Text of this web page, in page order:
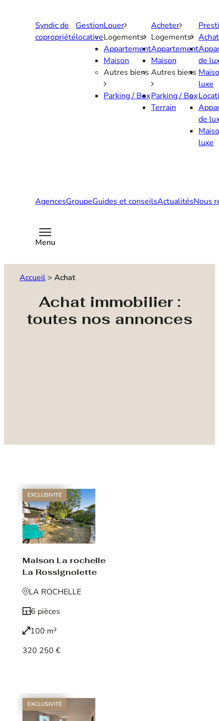
Syndic de
copropriété
Gestion
locative
Louer
Logements
Appartement
Maison
Autres biens
Parking / Box
Acheter
Logements
Appartement
Maison
Autres biens
Parking / Box
Terrain
Achat
de
luxe
de
luxe
AgencesGroupeGuides et conseilsActualitésNous
Menu
Accueil > Achat
Achat immobilier :
toutes nos annonces
EXCLUSIVITÉ
Maison La rochelle
La Rossignolette
LA ROCHELLE
6 pièces
100 m²
320 250 €
EXCLUSIVITÉ